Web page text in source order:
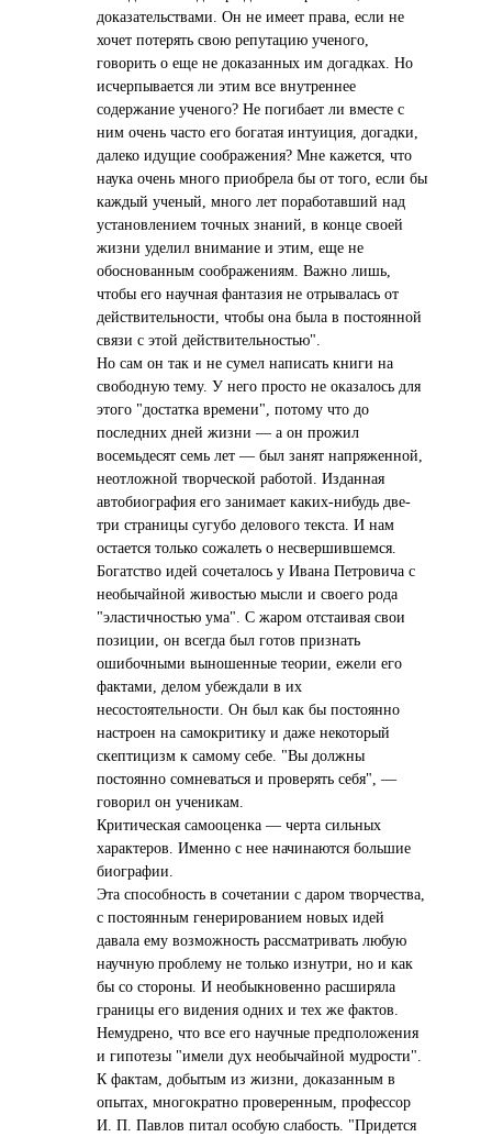
доказательствами. Он не имеет права, если не
хочет потерять свою репутацию ученого,
говорить о еще не доказанных им догадках. Но
исчерпывается ли этим все внутреннее
содержание ученого? Не погибает ли вместе с
ним очень часто его богатая интуиция, догадки,
далеко идущие соображения? Мне кажется, что
наука очень много приобрела бы от того, если бы
каждый ученый, много лет поработавший над
установлением точных знаний, в конце своей
жизни уделил внимание и этим, еще не
обоснованным соображениям. Важно лишь,
чтобы его научная фантазия не отрывалась от
действительности, чтобы она была в постоянной
связи с этой действительностью".
Но сам он так и не сумел написать книги на
свободную тему. У него просто не оказалось для
этого "достатка времени", потому что до
последних дней жизни — а он прожил
восемьдесят семь лет — был занят напряженной,
неотложной творческой работой. Изданная
автобиография его занимает каких-нибудь две-
три страницы сугубо делового текста. И нам
остается только сожалеть о несвершившемся.
Богатство идей сочеталось у Ивана Петровича с
необычайной живостью мысли и своего рода
"эластичностью ума". С жаром отстаивая свои
позиции, он всегда был готов признать
ошибочными выношенные теории, ежели его
фактами, делом убеждали в их
несостоятельности. Он был как бы постоянно
настроен на самокритику и даже некоторый
скептицизм к самому себе. "Вы должны
постоянно сомневаться и проверять себя", —
говорил он ученикам.
Критическая самооценка — черта сильных
характеров. Именно с нее начинаются большие
биографии.
Эта способность в сочетании с даром творчества,
с постоянным генерированием новых идей
давала ему возможность рассматривать любую
научную проблему не только изнутри, но и как
бы со стороны. И необыкновенно расширяла
границы его видения одних и тех же фактов.
Немудрено, что все его научные предположения
и гипотезы "имели дух необычайной мудрости".
К фактам, добытым из жизни, доказанным в
опытах, многократно проверенным, профессор
И. П. Павлов питал особую слабость. "Придется